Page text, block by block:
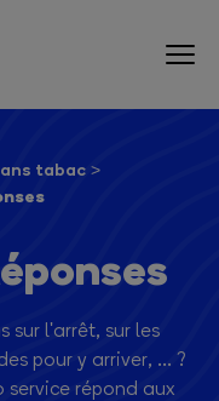
tabac
sur l'arrêt, sur les
pour y arriver, ... ?
répond aux